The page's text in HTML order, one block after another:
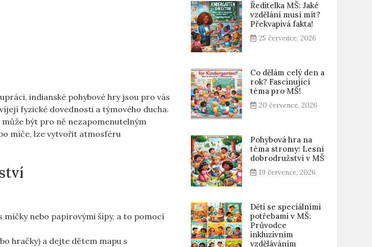
indianské pohybové hry jsou pro vás
fyzické dovednosti a týmového ducha.
být pro ně nezapomenutelným
míče, lze vytvořit atmosféru
nebo papírovými šípy, a to pomocí
hračky) a dejte dětem mapu s
Ředitelka MŠ: Jaké
vzdělání musí mít?
Překvapivá fakta!
25 července, 2026
Co dělám celý den a
rok? Fascinující
téma pro MŠ!
20 července, 2026
Pohybová hra na
téma stromy: Lesní
dobrodružství v MŠ
19 července, 2026
Děti se speciálními
potřebami v MŠ:
Průvodce
inkluzivním
vzděláváním